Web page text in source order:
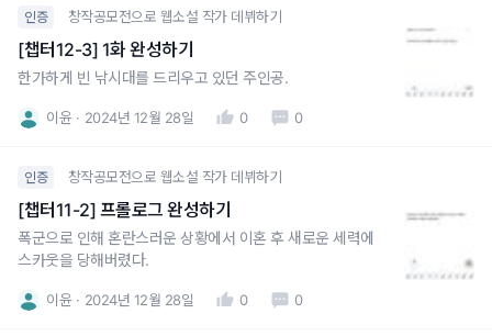
인증 창작공모전으로 웹소설 작가 데뷔하기
[챕터12-3] 1화 완성하기
한가하게 빈 낚시대를 드리우고 있던 주인공.
이윤 2024년 12월 28일 0 0
인증 창작공모전으로 웹소설 작가 데뷔하기
[챕터11-2] 프롤로그 완성하기
폭군으로 인해 혼란스러운 상황에서 이혼 후 새로운 세력에
스카웃을 당해버렸다.
이윤 2024년 12월 28일 0 0